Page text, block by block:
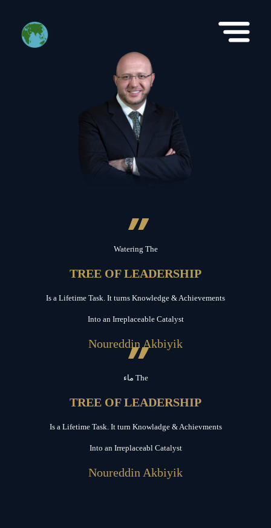
”
Watering The
TREE OF LEADERSHIP
Is a Lifetime Task. It turns Knowledge & Achievements
Into an Irreplaceable Catalyst
Noureddin Akbiyik
”
ماء The
TREE OF LEADERSHIP
Is a Lifetime Task. It turn Knowladge & Achievments
Into an Irreplaceabl Catalyst
Noureddin Akbiyik